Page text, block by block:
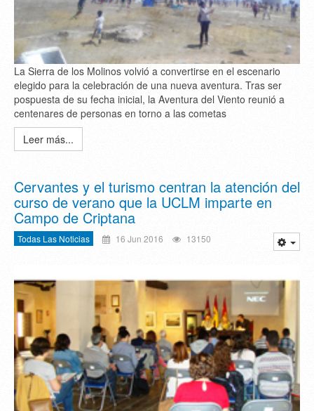
La Sierra de los Molinos volvió a convertirse en el escenario
elegido para la celebración de una nueva aventura. Tras ser
pospuesta de su fecha inicial, la Aventura del Viento reunió a
centenares de personas en torno a las cometas
Leer más...
Cervantes y el turismo centran la atención del
curso de verano que la UCLM imparte en
Campo de Criptana
Todas Las Noticias 16 Jun 2016 13150